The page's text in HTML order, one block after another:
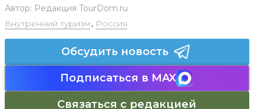
Автор: Редакция TourDom.ru
Внутренний туризм , Россия
Обсудить новость
Подписаться в MAX
Связаться с редакцией